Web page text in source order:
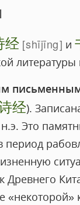
经 shījīng и
经).
Это
Древнего